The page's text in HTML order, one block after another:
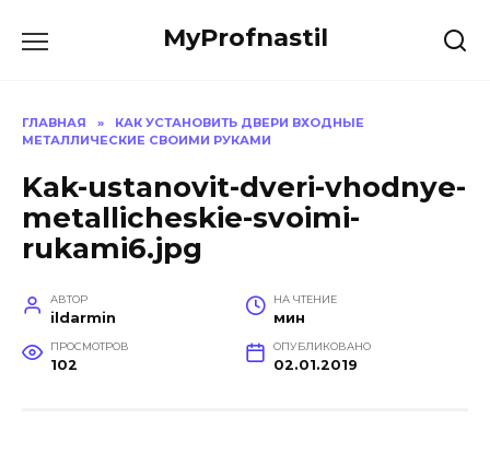
MyProfnastil
ГЛАВНАЯ »
КАК УСТАНОВИТЬ ДВЕРИ ВХОДНЫЕ
МЕТАЛЛИЧЕСКИЕ СВОИМИ РУКАМИ
Kak-ustanovit-dveri-vhodnye-
metallicheskie-svoimi-
rukami6.jpg
АВТОР
ildarmin
НА ЧТЕНИЕ
мин
ПРОСМОТРОВ
102
ОПУБЛИКОВАНО
02.01.2019